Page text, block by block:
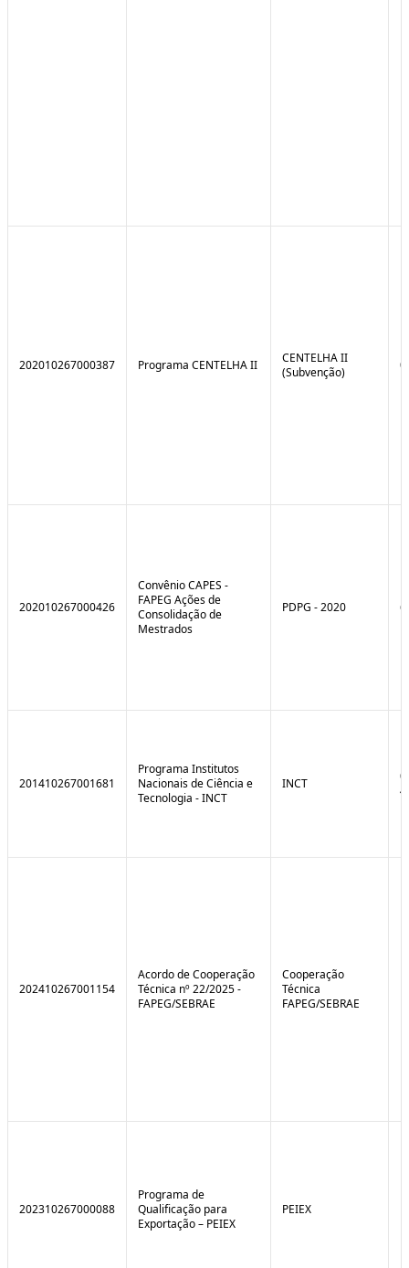
202010267000387 Programa CENTELHA II
CENTELHA II
(Subvenção)
202010267000426
Convênio CAPES -
FAPEG Ações de
Consolidação de
Mestrados
PDPG - 2020
201410267001681
Programa Institutos
Nacionais de Ciência e
Tecnologia - INCT
INCT
202410267001154
Acordo de Cooperação
Técnica nº 22/2025 -
FAPEG/SEBRAE
Cooperação
Técnica
FAPEG/SEBRAE
202310267000088
Programa de
Qualificação para
Exportação – PEIEX
PEIEX